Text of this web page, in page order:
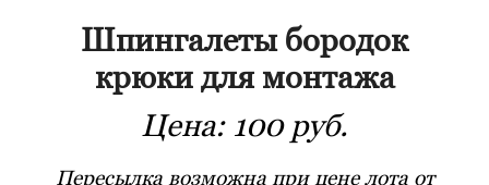
Шпингалеты бородок
крюки для монтажа
Цена: 100 руб.
Пересылка возможна при цене лота от